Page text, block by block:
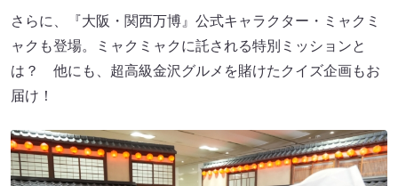
さらに、『大阪・関西万博』公式キャラクター・ミャクミ
ャクも登場。ミャクミャクに託される特別ミッションと
は？ 他にも、超高級金沢グルメを賭けたクイズ企画もお
届け！